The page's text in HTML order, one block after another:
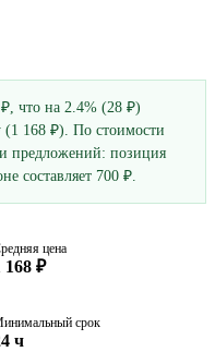
что на 2.4% (28 ₽)
(1 168 ₽). По стоимости
предложений: позиция
составляет 700 ₽.
цена
168 ₽
срок
ч